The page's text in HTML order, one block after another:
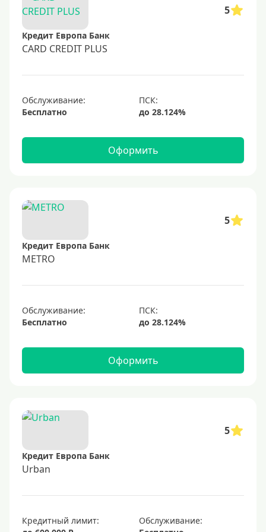
50000 руб
60000 руб
70000 руб
150000 руб
250000 руб
300000 руб
500000 руб
600000 руб
700000 руб
С большим лимитом
Безлимитные
UnionPay
Мир
Золотые
5
Кредит Европа Банк
CARD CREDIT PLUS
Обслуживание:
Бесплатно
Оформить
5
Кредит Европа Банк
METRO
Обслуживание:
Бесплатно
Оформить
5
Кредит Европа Банк
Urban
Кредитный лимит:
Обслуживание: